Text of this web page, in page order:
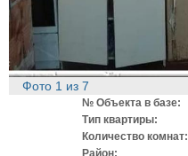
Фото 1 из 7
№ Объекта в базе:
Тип квартиры:
Количество комнат: